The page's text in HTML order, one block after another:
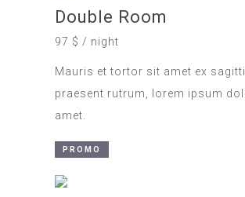
Double Room
97 $ / night
Mauris et tortor sit amet ex
praesent rutrum, lorem ipsum
amet.
PROMO